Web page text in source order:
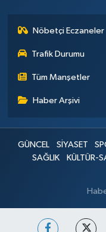
Nöbetçi Eczaneler
Trafik Durumu
Tüm Manşetler
Haber Arşivi
GÜNCEL SİYASET
SAĞLIK
KÜLTÜR-